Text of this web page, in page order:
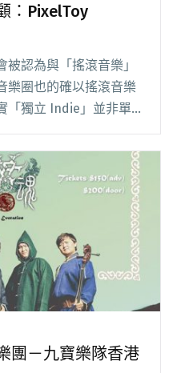
：PixelToy
認為與「搖滾音樂」
樂圈也的確以搖滾音樂
「獨立 Indie」並非單指
不一定是搖滾，例如經
。除了達明，香港玩電
閱讀全文 "香港獨立圈
團－九寶樂隊香港